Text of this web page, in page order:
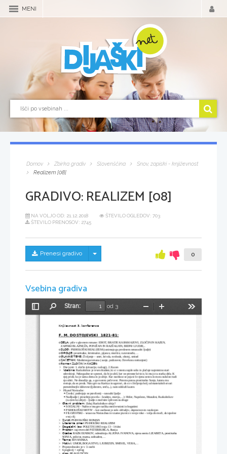
MENI
Domov Zbirka gradiv Slovenščina
Snov, zapiski - književnost
Realizem [08]
GRADIVO:REALIZEM [08]
NA VOLJO OD: 21.12.2018
ŠTEVILO OGLEDOV: 703
ŠTEVILO PRENOSOV: 2745
Prenesi gradivo Skrij/prikaži meni 0
Vsebina gradiva
Preklopi
Stran:
od 3
Pomanjšaj
Književnost 3. konferenca
F. M. DOSTOJEVSKI  1821-81:
oDELA: piše v glavnem romane: IDIOT, BRATJE KARAMAZOVI, ZLOČIN IN KAZEN,
ZAPISKI BLAZNEŽA, PONIŽAN IN RAZŽALJEN, BEDNI LJUDJE,..
oSLOG: PSIHOLOŠKI REALIZEM (zanimajo ga predvsem nenavadni ljudje)
oOPISUJE: prostitutke, kriminalce, pijance, morilce, razvratneže,...
oGLAVNE TEME: Življenje – smrt, krivda, svoboda, obstoj, smisel
oZAČETNIK: Modernega romana ( sanje, podzavest, človekova notranjost)
oRoman ZLOČIN in KAZEN:
>
Dve temi: 1. zločin (situacije, razlogi), 2. Kazen
>
Vsebina: Razkolnikov je reven študent, ki si v mestu najde sobo in plačuje najemnino stari
oderuhinji. Nekega dne se spomni, da bi jo ubil, ker ne prenese krivice, ki mu jo ta starka dela. K
njej pride, ko je sama doma in jo ubije. Kar naenkrat se pojavi še njena sestra in mora nažalost tudi
njo ubiti. Ne obsodijo ga, a ga vseeno peče vest. Potem spozna prostitutko Sonjo, katera mu
svetuje, da se preda. Nato gre na Kavkaz in ugotovi, da so v življenju bolj od materialnih stvari
pomembnejše duhovne (ljubezen, sreča,..), nato odsluži kazen.
>
Filozof Nieizsche:
 Čreda ( podrejajo se pravilom) – navadni ljudje
 Nadljudje ( presežejo pravila – kradejo, morijo,...): Hitler, Napoleon, Musulini, Razkolnikov
(za tem ko ubije) – ljudje z močnim vplivom na druge
>
Glavni problem: Zakaj Razkolnikov ubija?
 SOCIALNI - Naživce mu gre razlika med revnimi in bogatimi
 PSIHOLOŠKI MOTIV – kot osebnost je zelo občutljiv, depresiven in razdvojen
 FILOZOFSKI – vezan na Nieizschea in vzame pravico v svoje roke – volja do moči, da izpolne
svoj cilj
>
Zvrst: PSIHOLOŠKI ROMAN
>
Literarna smer: PSIHOLŠKI REALIZEM
>
Dogajalni čas: POLETJE 1865 traja 13 – 14 dni
>
Prostor: naj reven del PETERBURGA, Rusija
>
Osebe: RAZKOLNIKOV, oderuhinja ALJONA IVANOVA, njena sestra LIZABETA, prostitutka
SONJA, policist, mama, soštudent,...
>
Tema: BIVANJSKA
>
Motivi: UMOR, BOGASTVO, LJUBEZEN, SMISEL, VERA,...
>
Pripovedovalec je v 3. osebi
>
6 poglavij + epilog
>
slog: REALISTIČEN